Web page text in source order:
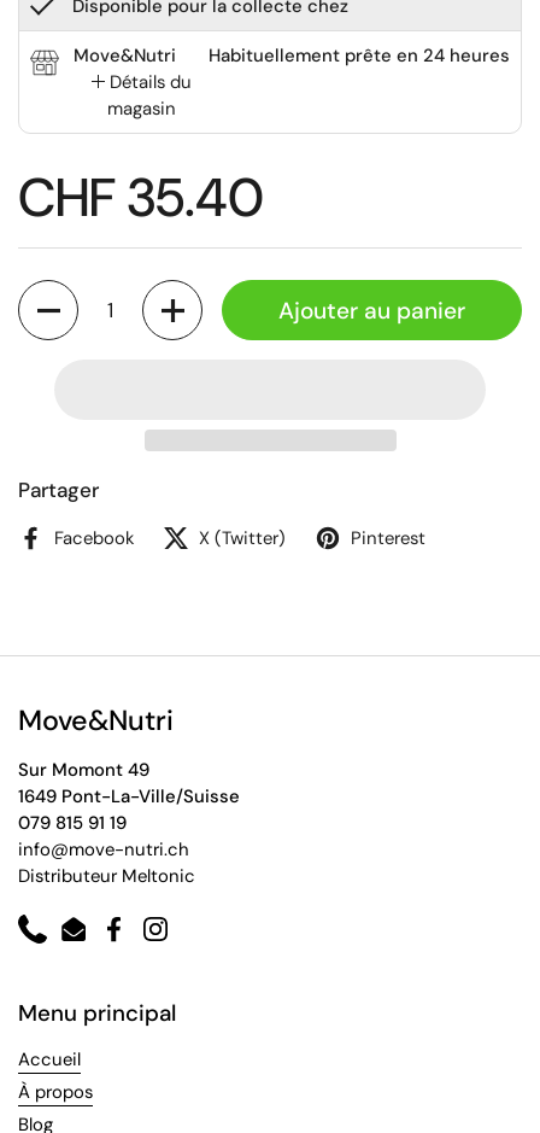
Disponible pour la collecte chez
Move&Nutri
Détails du
magasin
Habituellement prête en 24 heures
CHF 35.40
Quantité
Ajouter au panier
Partager
Facebook X (Twitter) Pinterest
Move&Nutri
Sur Momont 49
1649 Pont-La-Ville/Suisse
079 815 91 19
info@move-nutri.ch
Distributeur Meltonic
PhoneEmailFacebookInstagram
Menu principal
Accueil
À propos
Blog